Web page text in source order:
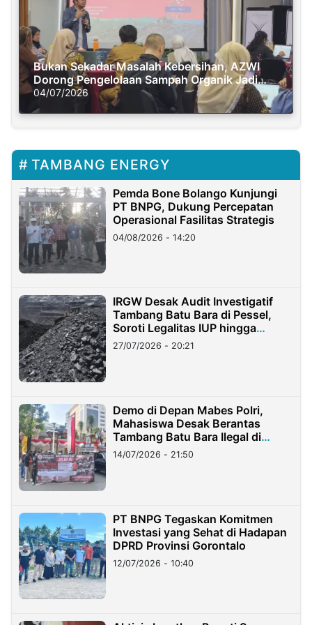
Bukan Sekadar Masalah Kebersihan, AZWI
Dorong Pengelolaan Sampah Organik Jadi
Solusi Krisis Iklim
04/07/2026
TAMBANG ENERGY
Pemda Bone Bolango Kunjungi
PT BNPG, Dukung Percepatan
Operasional Fasilitas Strategis
04/08/2026 - 14:20
IRGW Desak Audit Investigatif
Tambang Batu Bara di Pessel,
Soroti Legalitas IUP hingga
Stockpile
27/07/2026 - 20:21
Demo di Depan Mabes Polri,
Mahasiswa Desak Berantas
Tambang Batu Bara Ilegal di
Lampung
14/07/2026 - 21:50
PT BNPG Tegaskan Komitmen
Investasi yang Sehat di Hadapan
DPRD Provinsi Gorontalo
12/07/2026 - 10:40